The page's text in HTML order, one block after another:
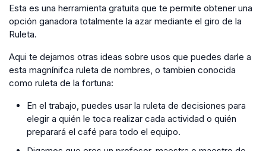
Esta es una herramienta gratuita que te permite obtener una
opción ganadora totalmente la azar mediante el giro de la
Ruleta.
Aqui te dejamos otras ideas sobre usos que puedes darle a
esta magnínifca ruleta de nombres, o tambien conocida
como ruleta de la fortuna:
En el trabajo, puedes usar la ruleta de decisiones para
elegir a quién le toca realizar cada actividad o quién
preparará el café para todo el equipo.